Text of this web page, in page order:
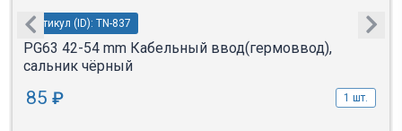
Артикул (ID): TN-837
PG63 42-54 mm Кабельный ввод(гермоввод),
сальник чёрный
85 ₽ 1 шт.